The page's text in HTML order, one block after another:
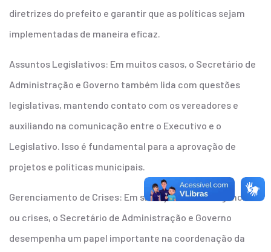
diretrizes do prefeito e garantir que as políticas sejam
implementadas de maneira eficaz.
Assuntos Legislativos: Em muitos casos, o Secretário de
Administração e Governo também lida com questões
legislativas, mantendo contato com os vereadores e
auxiliando na comunicação entre o Executivo e o
Legislativo. Isso é fundamental para a aprovação de
projetos e políticas municipais.
Gerenciamento de Crises: Em situações de emergência
ou crises, o Secretário de Administração e Governo
desempenha um papel importante na coordenação da